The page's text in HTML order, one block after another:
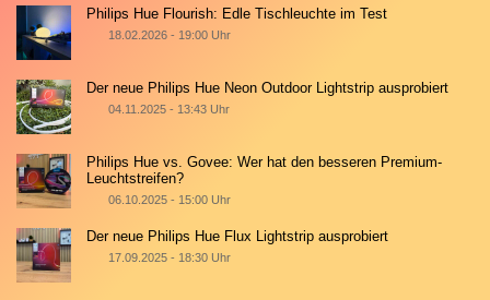
Philips Hue Flourish: Edle Tischleuchte im Test
18.02.2026 - 19:00 Uhr
Der neue Philips Hue Neon Outdoor Lightstrip ausprobiert
04.11.2025 - 13:43 Uhr
Philips Hue vs. Govee: Wer hat den besseren Premium-
Leuchtstreifen?
06.10.2025 - 15:00 Uhr
Der neue Philips Hue Flux Lightstrip ausprobiert
17.09.2025 - 18:30 Uhr